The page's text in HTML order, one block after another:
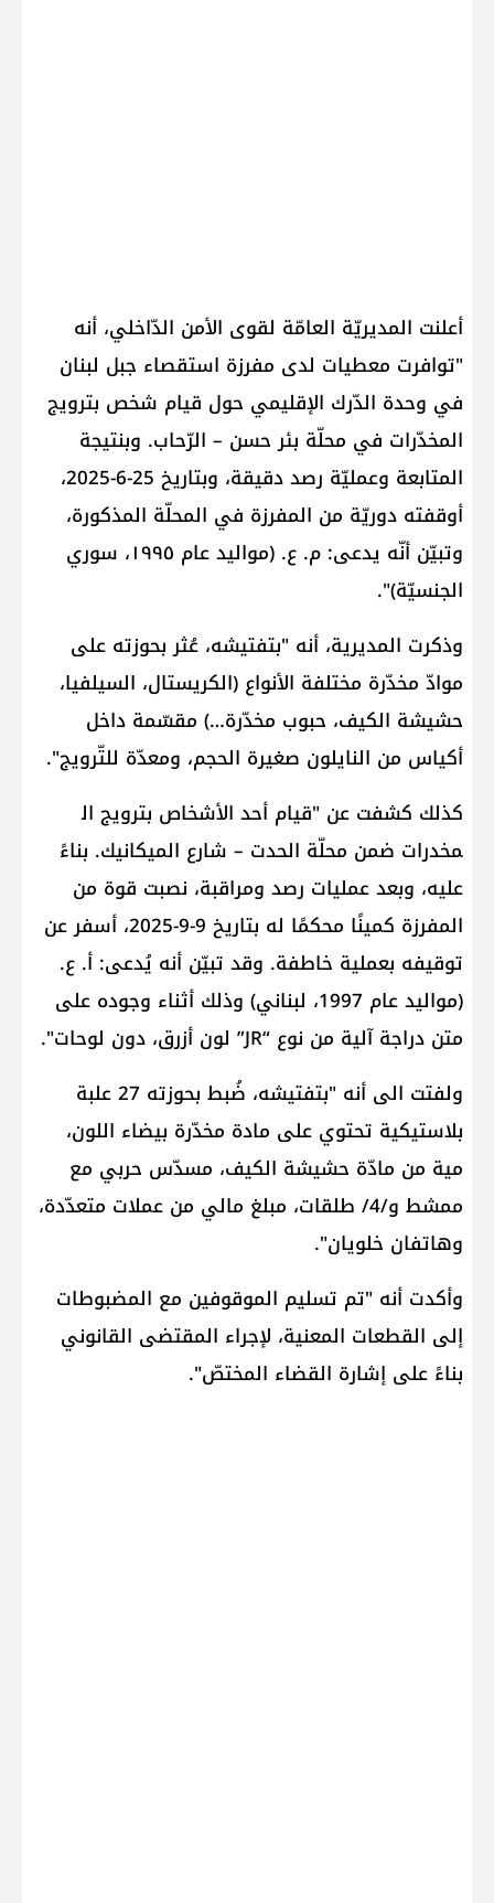
أعلنت المديريّة العامّة ل​قوى الأمن​ الدّاخلي، أنه
"توافرت معطيات لدى مفرزة استقصاء جبل لبنان
في وحدة الدّرك الإقليمي حول قيام شخص بترويج
المخدّرات في محلّة بئر حسن – الرّحاب. وبنتيجة
المتابعة وعمليّة رصد دقيقة، وبتاريخ 25-6-2025،
أوقفته دوريّة من المفرزة في المحلّة المذكورة،
وتبيّن أنّه يدعى: م. ع. (مواليد عام ١٩٩٥، سوري
الجنسيّة)".
وذكرت المديرية، أنه "بتفتيشه، عُثر بحوزته على
موادّ مخدّرة مختلفة الأنواع (الكريستال، السيلفيا،
حشيشة الكيف، حبوب مخدّرة…) مقسّمة داخل
أكياس من النايلون صغيرة الحجم، ومعدّة للتّرويج".
كذلك كشفت عن "قيام أحد الأشخاص بترويج ال​
مخدرات​ ضمن محلّة الحدت – شارع الميكانيك. بناءً
عليه، وبعد عمليات رصد ومراقبة، نصبت قوة من
المفرزة كمينًا محكمًا له بتاريخ 9-9-2025، أسفر عن
توقيفه بعملية خاطفة. وقد تبيّن أنه يُدعى: أ. ع.
(مواليد عام 1997، لبناني) وذلك أثناء وجوده على
متن دراجة آلية من نوع “JR” لون أزرق، دون لوحات".
ولفتت الى أنه "بتفتيشه، ضُبط بحوزته 27 علبة
بلاستيكية تحتوي على مادة مخدّرة بيضاء اللون،
مية من مادّة حشيشة الكيف، مسدّس حربي مع
ممشط و/4/ طلقات، مبلغ مالي من عملات متعدّدة،
وهاتفان خلويان".
وأكدت أنه "تم تسليم الموقوفين مع المضبوطات
إلى القطعات المعنية، لإجراء المقتضى القانوني
بناءً على إشارة القضاء المختصّ".